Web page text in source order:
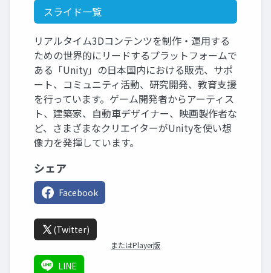
スライド一覧
リアルタイム3Dコンテンツを制作・運用する
ための世界的にリードするプラットフォームで
ある「Unity」の日本国内における販売、サポ
ート、コミュニティ活動、研究開発、教育支援
を行っています。ゲーム開発者からアーティス
ト、建築家、自動車デザイナー、映画製作者な
ど、さまざまなクリエイターがUnityを使い想
像力を発揮しています。
シェア
Facebook
(Twitter)
またはPlayer版
LINE